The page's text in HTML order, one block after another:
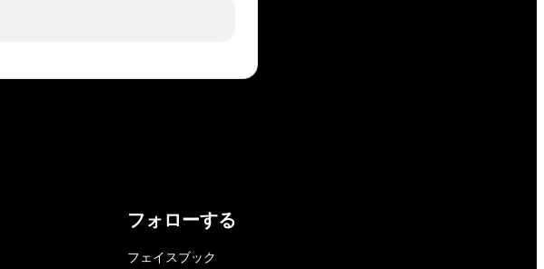
フォローする
フェイスブック